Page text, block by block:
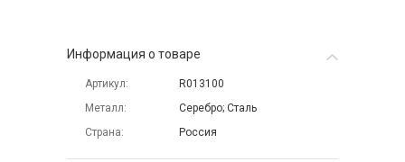
Информация о товаре
Артикул
R013100
Металл
Серебро; Сталь
Страна
Россия